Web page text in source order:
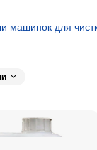
машинок для